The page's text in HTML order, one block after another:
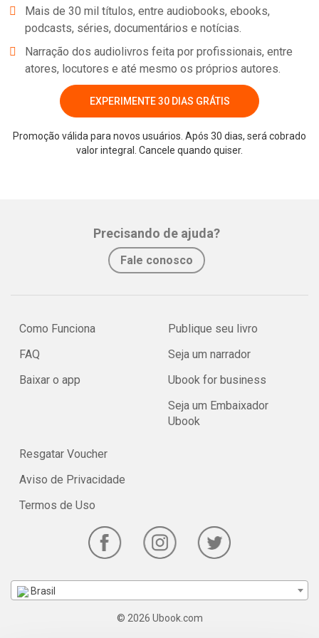
Recomendado para maiores de 18 anos.
Mais de 30 mil títulos, entre audiobooks, ebooks,
podcasts, séries, documentários e notícias.
Narração dos audiolivros feita por profissionais, entre
atores, locutores e até mesmo os próprios autores.
EXPERIMENTE 30 DIAS GRÁTIS
Promoção válida para novos usuários. Após 30 dias, será cobrado
valor integral. Cancele quando quiser.
Precisando de ajuda?
Fale conosco
Como Funciona
FAQ
Baixar o app
Publique seu livro
Seja um narrador
Ubook for business
Seja um Embaixador
Ubook
Resgatar Voucher
Aviso de Privacidade
Termos de Uso
Brasil
© 2026 Ubook.com